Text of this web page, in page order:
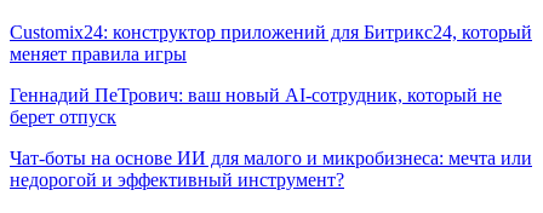
Customix24: конструктор приложений для Битрикс24, который
меняет правила игры
Геннадий ПеТрович: ваш новый AI-сотрудник, который не
берет отпуск
Чат-боты на основе ИИ для малого и микробизнеса: мечта или
недорогой и эффективный инструмент?